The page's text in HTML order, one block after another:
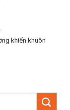
khiến khuôn